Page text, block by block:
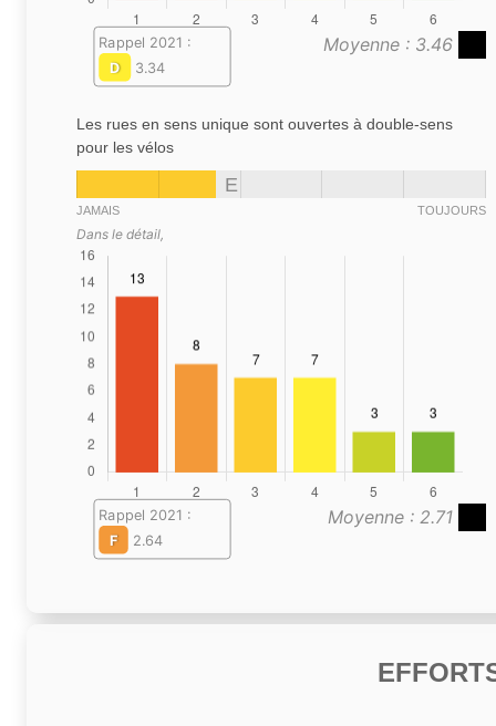
Moyenne : 3.46
Rappel 2021 :
D
3.34
Les rues en sens unique sont ouvertes à double-sens
pour les vélos
E
JAMAIS TOUJOURS
Dans le détail,
Moyenne : 2.71
Rappel 2021 :
F
2.64